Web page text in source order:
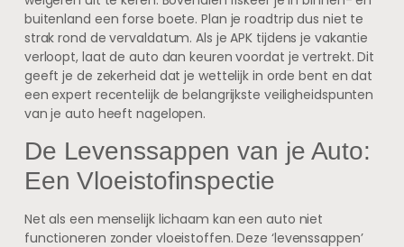
buitenland een forse boete. Plan je roadtrip dus niet te
strak rond de vervaldatum. Als je APK tijdens je vakantie
verloopt, laat de auto dan keuren voordat je vertrekt. Dit
geeft je de zekerheid dat je wettelijk in orde bent en dat
een expert recentelijk de belangrijkste veiligheidspunten
van je auto heeft nagelopen.
De Levenssappen van je Auto:
Een Vloeistofinspectie
Net als een menselijk lichaam kan een auto niet
functioneren zonder vloeistoffen. Deze ‘levenssappen’